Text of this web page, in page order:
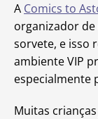
A Comics to
organizador
sorvete, e isso
ambiente VIP
especialmente
Muitas